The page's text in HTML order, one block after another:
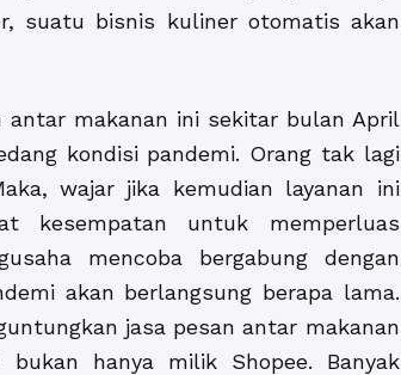
suatu bisnis kuliner otomatis akan
antar makanan ini sekitar bulan April
kondisi pandemi. Orang tak lagi
wajar jika kemudian layanan ini
kesempatan untuk memperluas
mencoba bergabung dengan
akan berlangsung berapa lama.
jasa pesan antar makanan
hanya milik Shopee. Banyak